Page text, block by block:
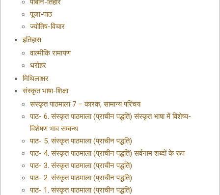
पाबनि-तिहार
पूजा-पाठ
ज्योतिष-विचार
इतिहास
वाल्मीकि रामायण
धरोहर
मिथिलाक्षर
संस्कृत भाषा-शिक्षा
संस्कृत पाठमाला 7 – कारक, सामान्य परिचय
पाठ- 6. संस्कृत पाठमाला (प्राचीन पद्धति) संस्कृत भाषा में विशेष्य-
विशेषण भाव सम्बन्ध
पाठ- 5. संस्कृत पाठमाला (प्राचीन पद्धति)
पाठ- 4. संस्कृत पाठमाला (प्राचीन पद्धति) सर्वनाम शब्दों के रूप
पाठ- 3. संस्कृत पाठमाला (प्राचीन पद्धति)
पाठ- 2. संस्कृत पाठमाला (प्राचीन पद्धति)
पाठ- 1. संस्कृत पाठमाला (प्राचीन पद्धति)